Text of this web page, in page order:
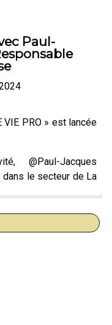
Paul-
VIE PRO » est lancée
@Paul-Jacques
dans le secteur de La